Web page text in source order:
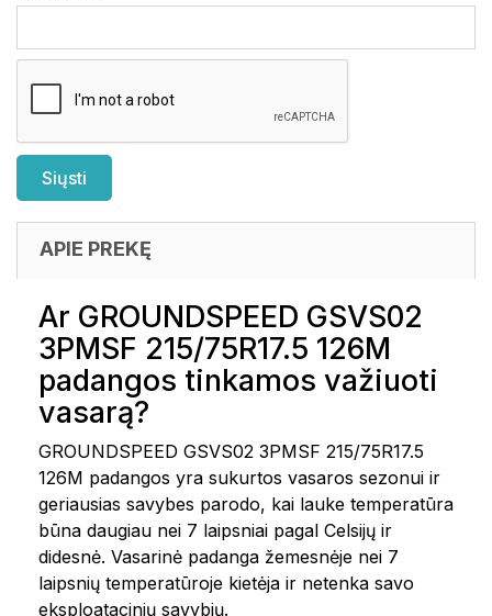
APIE PREKĘ
Ar GROUNDSPEED GSVS02
3PMSF 215/75R17.5 126M
padangos tinkamos važiuoti
vasarą?
GROUNDSPEED GSVS02 3PMSF 215/75R17.5
126M padangos yra sukurtos vasaros sezonui ir
geriausias savybes parodo, kai lauke temperatūra
būna daugiau nei 7 laipsniai pagal Celsijų ir
didesnė. Vasarinė padanga žemesnėje nei 7
laipsnių temperatūroje kietėja ir netenka savo
eksploatacinių savybių.